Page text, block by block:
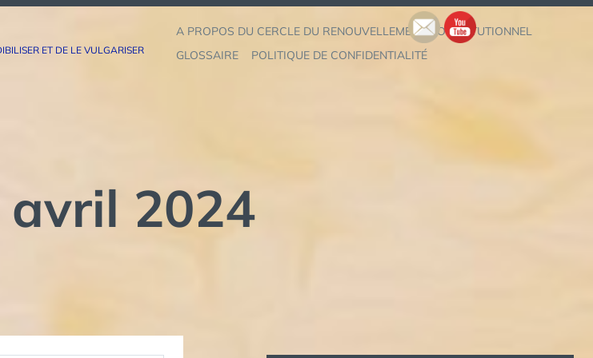
ET DE LE VULGARISER
A PROPOS DU CERCLE DU RENOUVELLEMENT CONSTITUTIONNEL
GLOSSAIRE
POLITIQUE DE CONFIDENTIALITÉ
avril 2024